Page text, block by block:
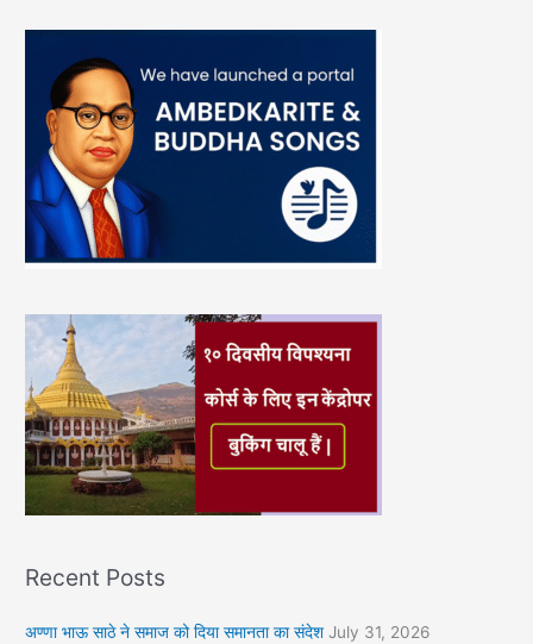
Recent Posts
अण्णा भाऊ साठे ने समाज को दिया समानता का संदेश July 31, 2026